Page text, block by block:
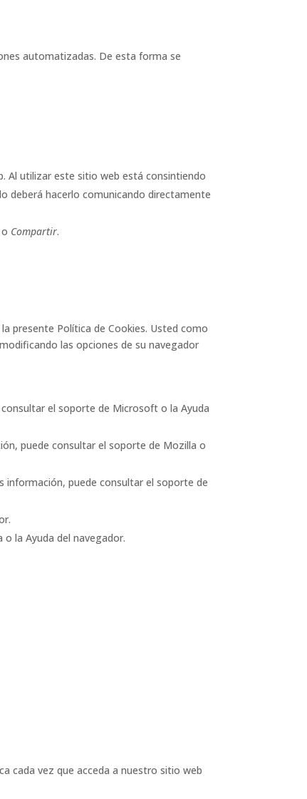
automatizadas. De esta forma se
Al utilizar este sitio web está consintiendo
deberá hacerlo comunicando directamente
o Compartir.
presente Política de Cookies. Usted como
las opciones de su navegador
el soporte de Microsoft o la Ayuda
puede consultar el soporte de Mozilla o
información, puede consultar el soporte de
la Ayuda del navegador.
cada vez que acceda a nuestro sitio web